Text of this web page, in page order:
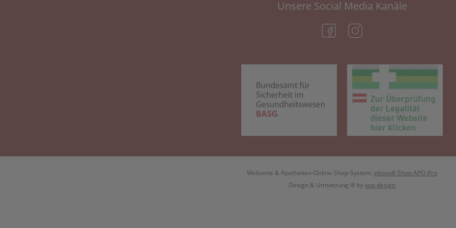
Unsere Social Media Kanäle
(öffnet in neuem Tab)
(öffnet in neuem Tab)
Webseite & Apotheken-Online-Shop-System: eboxx® Shop APO-Pro
Design & Umsetzung ® by xoo design